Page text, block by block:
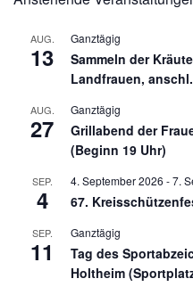
AUG.
13
Ganztägig
Sammeln der
Landfrauen,
AUG.
27
Ganztägig
Grillabend der
(Beginn 19 Uhr)
SEP.
4
4. September 2026 -7.
67.
SEP.
11
Ganztägig
Tag des
Holtheim